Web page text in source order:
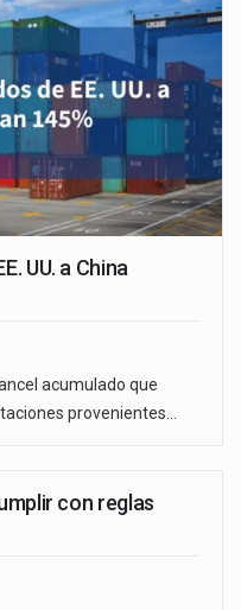
UU. a China
acumulado que
provenientes…
con reglas